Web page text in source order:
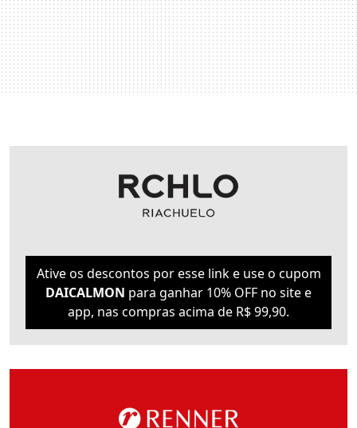
Ative os descontos por esse link e use o cupom
DAICALMON para ganhar 10% OFF no site e
app, nas compras acima de R$ 99,90.